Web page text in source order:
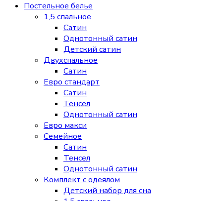
Постельное белье
1,5 спальное
Сатин
Однотонный сатин
Детский сатин
Двухспальное
Сатин
Евро стандарт
Сатин
Тенсел
Однотонный сатин
Евро макси
Семейное
Сатин
Тенсел
Однотонный сатин
Комплект с одеялом
Детский набор для сна